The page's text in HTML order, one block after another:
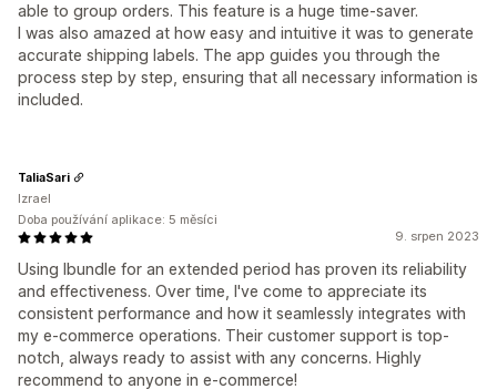
able to group orders. This feature is a huge time-saver.
I was also amazed at how easy and intuitive it was to generate
accurate shipping labels. The app guides you through the
process step by step, ensuring that all necessary information is
included.
9. srpen 2023
Using Ibundle for an extended period has proven its reliability
and effectiveness. Over time, I've come to appreciate its
consistent performance and how it seamlessly integrates with
my e-commerce operations. Their customer support is top-
notch, always ready to assist with any concerns. Highly
recommend to anyone in e-commerce!
TaliaSari
Izrael
Doba používání aplikace: 5 měsíci